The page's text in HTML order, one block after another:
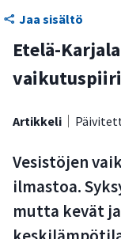
Etelä-Karjalan
Jaa sisältö
Etelä-
Artikkeli
Vesistöjen
ilmastoa.
mutta kevät